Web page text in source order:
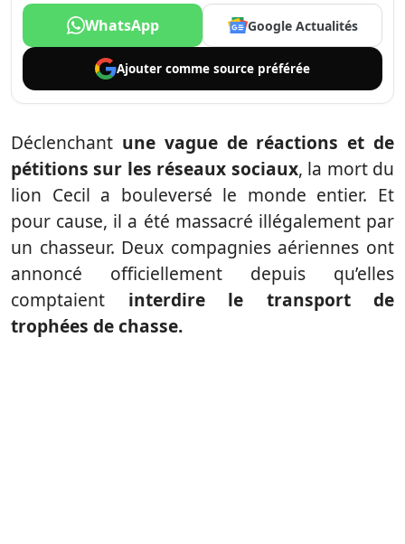
WhatsApp Google Actualités
Ajouter comme source préférée
Déclenchant une vague de réactions et de
pétitions sur les réseaux sociaux, la mort du
lion Cecil a bouleversé le monde entier. Et
pour cause, il a été massacré illégalement par
un chasseur. Deux compagnies aériennes ont
annoncé officiellement depuis qu’elles
comptaient interdire le transport de
trophées de chasse.